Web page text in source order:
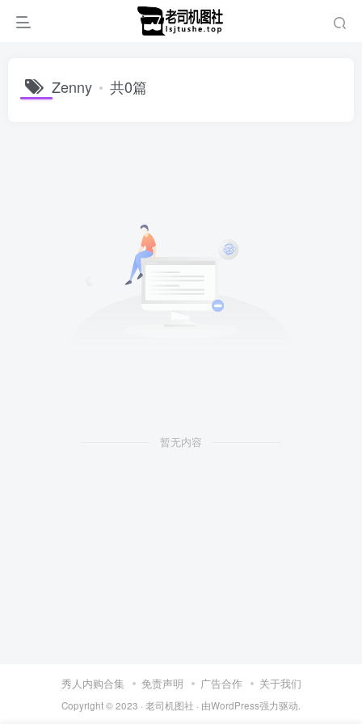
Zenny 共0篇
暂无内容
秀人内购合集 免责声明 广告合作 关于我们
Copyright © 2023 · 老司机图社 · 由WordPress强力驱动.